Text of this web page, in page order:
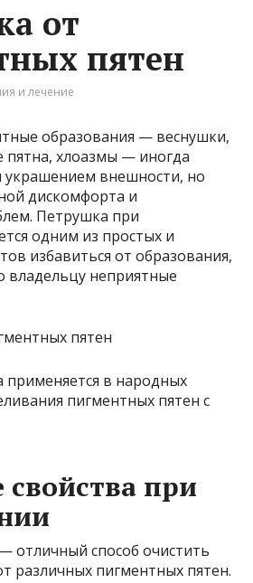
от
пятен
и лечение
образования — веснушки,
хлоазмы — иногда
украшением внешности, но
дискомфорта и
Петрушка при
одним из простых и
избавиться от образования,
владельцу неприятные
применяется в народных
пигментных пятен с
при
отличный способ очистить
различных пигментных пятен.